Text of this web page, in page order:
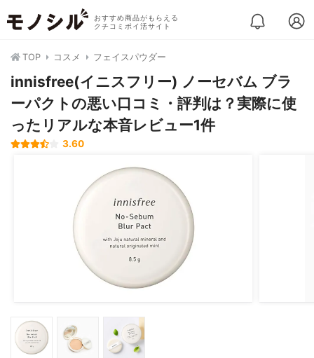
おすすめ商品がもらえる
クチコミポイ活サイト
TOP コスメ フェイスパウダー
innisfree(イニスフリー) ノーセバム ブラ
ーパクトの悪い口コミ・評判は？実際に使
ったリアルな本音レビュー1件
3.60